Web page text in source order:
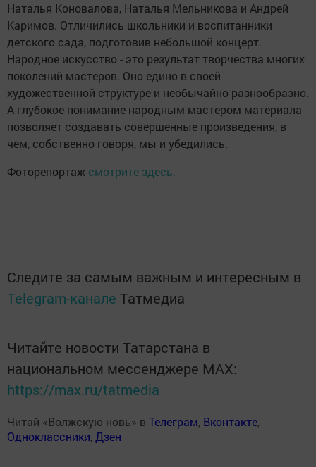
Наталья Коновалова, Наталья Мельникова и Андрей
Каримов. Отличились школьники и воспитанники
детского сада, подготовив небольшой концерт.
Народное искусство - это результат творчества многих
поколений мастеров. Оно едино в своей
художественной структуре и необычайно разнообразно.
А глубокое понимание народным мастером материала
позволяет создавать совершенные произведения, в
чем, собственно говоря, мы и убедились.
Фоторепортаж смотрите здесь.
Следите за самым важным и интересным в
Telegram-канале Татмедиа
Читайте новости Татарстана в
национальном мессенджере MАХ:
https://max.ru/tatmedia
Читай «Волжскую новь» в Телеграм, Вконтакте,
Одноклассники, Дзен